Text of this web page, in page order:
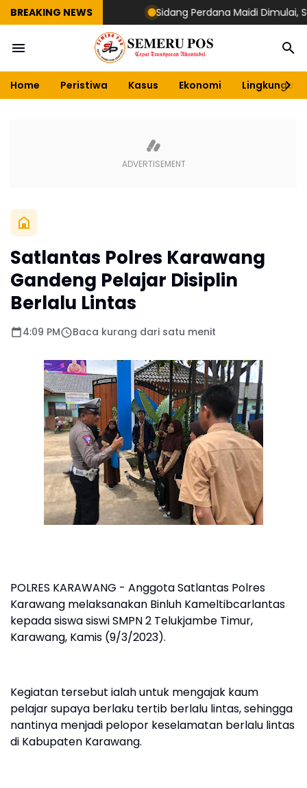
BREAKING NEWS Sidang Perdana Maidi Dimulai,
Home Peristiwa Kasus Ekonomi Lingkungan
Satlantas Polres Karawang
Gandeng Pelajar Disiplin
Berlalu Lintas
4:09 PM Baca kurang dari satu menit
POLRES KARAWANG - Anggota Satlantas Polres
Karawang melaksanakan Binluh Kameltibcarlantas
kepada siswa siswi SMPN 2 Telukjambe Timur,
Karawang, Kamis (9/3/2023).
Kegiatan tersebut ialah untuk mengajak kaum
pelajar supaya berlaku tertib berlalu lintas, sehingga
nantinya menjadi pelopor keselamatan berlalu lintas
di Kabupaten Karawang.